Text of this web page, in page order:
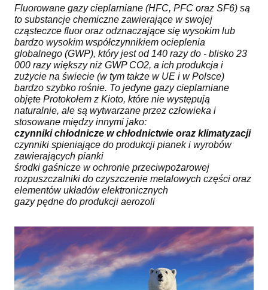
Fluorowane gazy cieplarniane (HFC, PFC oraz SF6) są
to substancje chemiczne zawierające w swojej
cząsteczce fluor oraz odznaczające się wysokim lub
bardzo wysokim współczynnikiem ocieplenia
globalnego (GWP), który jest od 140 razy do - blisko 23
000 razy większy niż GWP CO2, a ich produkcja i
zużycie na świecie (w tym także w UE i w Polsce)
bardzo szybko rośnie. To jedyne gazy cieplarniane
objęte Protokołem z Kioto, które nie występują
naturalnie, ale są wytwarzane przez człowieka i
stosowane między innymi jako:
czynniki chłodnicze w chłodnictwie oraz klimatyzacji
czynniki spieniające do produkcji pianek i wyrobów
zawierających pianki
środki gaśnicze w ochronie przeciwpożarowej
rozpuszczalniki do czyszczenie metalowych części oraz
elementów układów elektronicznych
gazy pędne do produkcji aerozoli